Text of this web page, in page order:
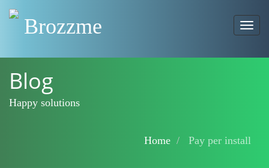
Brozzme
Blog
Happy solutions
Home Pay per install